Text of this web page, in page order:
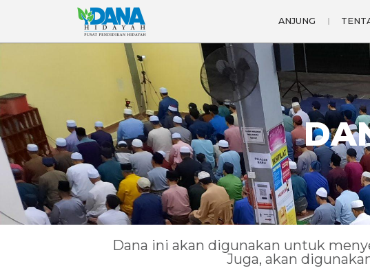
ANJUNG
Dana ini akan digunakan untuk
Juga, akan